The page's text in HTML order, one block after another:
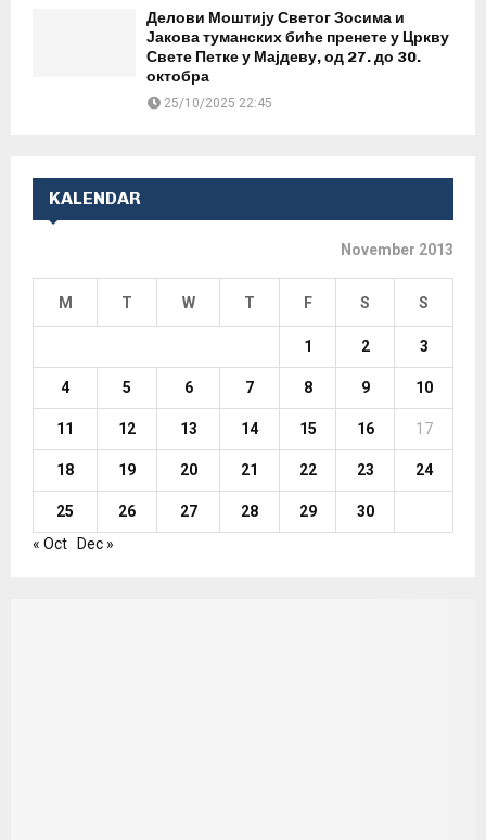
Делови Моштију Светог Зосима и
Јакова туманских биће пренете у Цркву
Свете Петке у Мајдеву, од 27. до 30.
октобра
25/10/2025 22:45
KALENDAR
November 2013
M T W T F S S
1 2 3
4 5 6 7 8 9 10
11 12 13 14 15 16 17
18 19 20 21 22 23 24
25 26 27 28 29
30
« Oct
Dec »